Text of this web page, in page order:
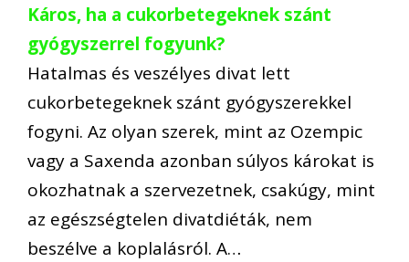
Káros, ha a cukorbetegeknek szánt
gyógyszerrel fogyunk?
Hatalmas és veszélyes divat lett
cukorbetegeknek szánt gyógyszerekkel
fogyni. Az olyan szerek, mint az Ozempic
vagy a Saxenda azonban súlyos károkat is
okozhatnak a szervezetnek, csakúgy, mint
az egészségtelen divatdiéták, nem
beszélve a koplalásról. A…